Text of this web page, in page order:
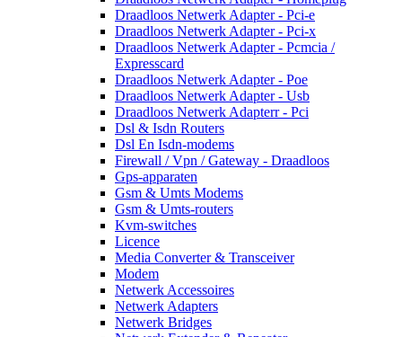
Draadloos Netwerk Adapter - Pci-e
Draadloos Netwerk Adapter - Pci-x
Draadloos Netwerk Adapter - Pcmcia /
Expresscard
Draadloos Netwerk Adapter - Poe
Draadloos Netwerk Adapter - Usb
Draadloos Netwerk Adapterr - Pci
Dsl & Isdn Routers
Dsl En Isdn-modems
Firewall / Vpn / Gateway - Draadloos
Gps-apparaten
Gsm & Umts Modems
Gsm & Umts-routers
Kvm-switches
Licence
Media Converter & Transceiver
Modem
Netwerk Accessoires
Netwerk Adapters
Netwerk Bridges